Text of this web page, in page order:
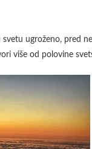
ugroženo, pred
više od polovine